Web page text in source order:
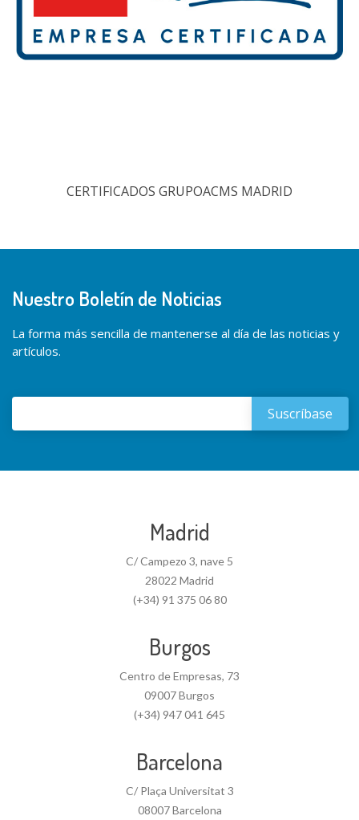
CERTIFICADOS GRUPOACMS MADRID
Nuestro Boletín de Noticias
La forma más sencilla de mantenerse al día de las noticias y
artículos.
Madrid
C/ Campezo 3, nave 5
28022 Madrid
(+34) 91 375 06 80
Burgos
Centro de Empresas, 73
09007 Burgos
(+34) 947 041 645
Barcelona
C/ Plaça Universitat 3
08007 Barcelona